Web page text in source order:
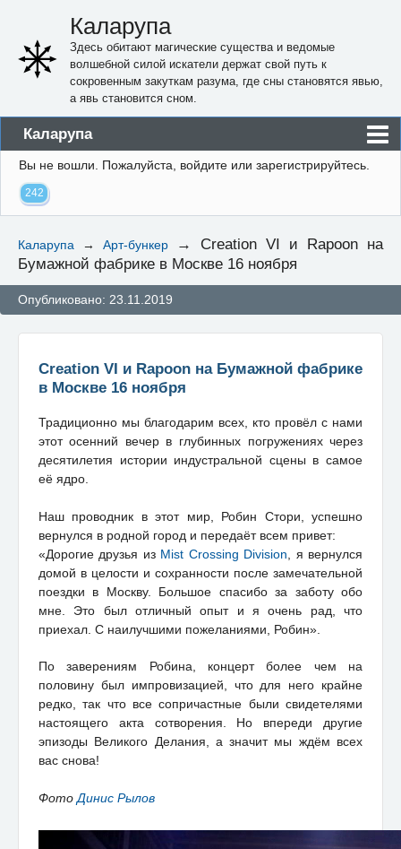
Каларупа
Здесь обитают магические существа и ведомые
волшебной силой искатели держат свой путь к
сокровенным закуткам разума, где сны становятся явью,
а явь становится сном.
Каларупа
Блог
Форум
Правила
Регистрация
Вход
Вы не вошли. Пожалуйста, войдите или зарегистрируйтесь.
242
Каларупа →Арт-бункер → Creation VI и Rapoon на
Бумажной фабрике в Москве 16 ноября
Опубликовано: 23.11.2019
Creation VI и Rapoon на Бумажной фабрике
в Москве 16 ноября
Традиционно мы благодарим всех, кто провёл с нами
этот осенний вечер в глубинных погружениях через
десятилетия истории индустральной сцены в самое
её ядро.
Наш проводник в этот мир, Робин Стори, успешно
вернулся в родной город и передаёт всем привет:
«Дорогие друзья из Mist Crossing Division , я вернулся
домой в целости и сохранности после замечательной
поездки в Москву. Большое спасибо за заботу обо
мне. Это был отличный опыт и я очень рад, что
приехал. С наилучшими пожеланиями, Робин».
По заверениям Робина, концерт более чем на
половину был импровизацией, что для него крайне
редко, так что все сопричастные были свидетелями
настоящего акта сотворения. Но впереди другие
эпизоды Великого Делания, а значит мы ждём всех
вас снова!
ФотоДинис Рылов